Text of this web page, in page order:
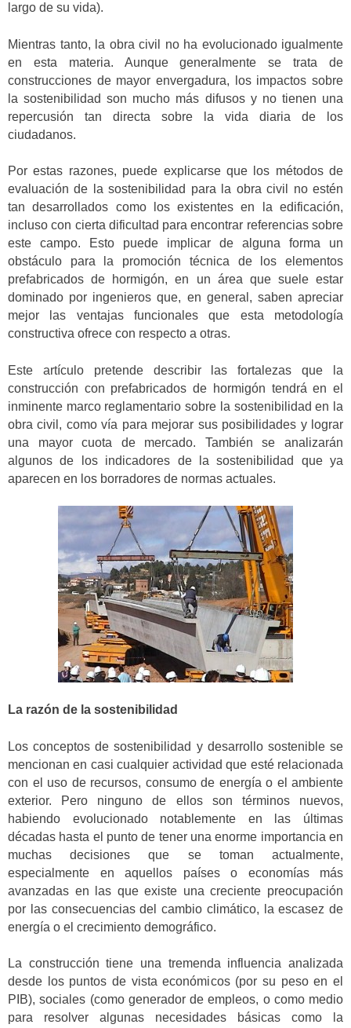
largo de su vida).
Mientras tanto, la obra civil no ha evolucionado igualmente
en esta materia. Aunque generalmente se trata de
construcciones de mayor envergadura, los impactos sobre
la sostenibilidad son mucho más difusos y no tienen una
repercusión tan directa sobre la vida diaria de los
ciudadanos.
Por estas razones, puede explicarse que los métodos de
evaluación de la sostenibilidad para la obra civil no estén
tan desarrollados como los existentes en la edificación,
incluso con cierta dificultad para encontrar referencias sobre
este campo. Esto puede implicar de alguna forma un
obstáculo para la promoción técnica de los elementos
prefabricados de hormigón, en un área que suele estar
dominado por ingenieros que, en general, saben apreciar
mejor las ventajas funcionales que esta metodología
constructiva ofrece con respecto a otras.
Este artículo pretende describir las fortalezas que la
construcción con prefabricados de hormigón tendrá en el
inminente marco reglamentario sobre la sostenibilidad en la
obra civil, como vía para mejorar sus posibilidades y lograr
una mayor cuota de mercado. También se analizarán
algunos de los indicadores de la sostenibilidad que ya
aparecen en los borradores de normas actuales.
La razón de la sostenibilidad
Los conceptos de sostenibilidad y desarrollo sostenible se
mencionan en casi cualquier actividad que esté relacionada
con el uso de recursos, consumo de energía o el ambiente
exterior. Pero ninguno de ellos son términos nuevos,
habiendo evolucionado notablemente en las últimas
décadas hasta el punto de tener una enorme importancia en
muchas decisiones que se toman actualmente,
especialmente en aquellos países o economías más
avanzadas en las que existe una creciente preocupación
por las consecuencias del cambio climático, la escasez de
energía o el crecimiento demográfico.
La construcción tiene una tremenda influencia analizada
desde los puntos de vista económicos (por su peso en el
PIB), sociales (como generador de empleos, o como medio
para resolver algunas necesidades básicas como la